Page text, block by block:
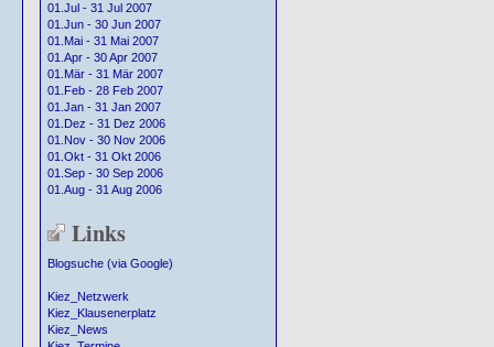
01.Jul - 31 Jul 2007
01.Jun - 30 Jun 2007
01.Mai - 31 Mai 2007
01.Apr - 30 Apr 2007
01.Mär - 31 Mär 2007
01.Feb - 28 Feb 2007
01.Jan - 31 Jan 2007
01.Dez - 31 Dez 2006
01.Nov - 30 Nov 2006
01.Okt - 31 Okt 2006
01.Sep - 30 Sep 2006
01.Aug - 31 Aug 2006
Links
Blogsuche (via Google)
Kiez_Netzwerk
Kiez_Klausenerplatz
Kiez_News